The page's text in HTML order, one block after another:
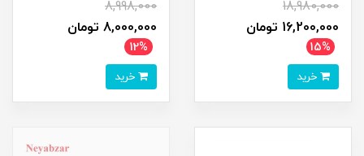
18,980,000
16,200,000 تومان
15%
8,998,000
8,000,000 تومان
12%